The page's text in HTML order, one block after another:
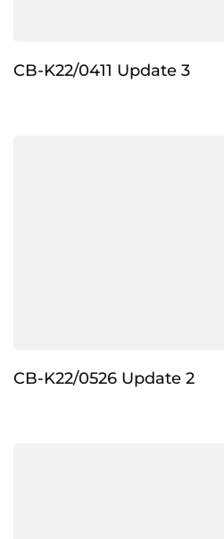
CB-K22/0411 Update 3
CB-K22/0526 Update 2